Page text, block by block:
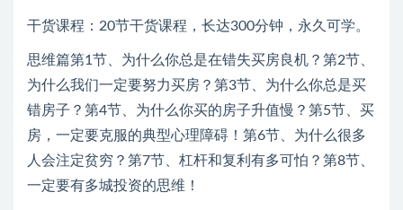
干货课程：20节干货课程，长达300分钟，永久可学。
思维篇第1节、为什么你总是在错失买房良机？第2节、
为什么我们一定要努力买房？第3节、为什么你总是买
错房子？第4节、为什么你买的房子升值慢？第5节、买
房，一定要克服的典型心理障碍！第6节、为什么很多
人会注定贫穷？第7节、杠杆和复利有多可怕？第8节、
一定要有多城投资的思维！